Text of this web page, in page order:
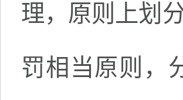
理，原则上划
罚相当原则，